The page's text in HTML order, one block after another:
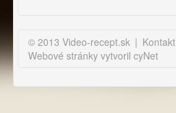
© 2013 Video-recept.sk | Kontakt
Webové stránky vytvoril cyNet